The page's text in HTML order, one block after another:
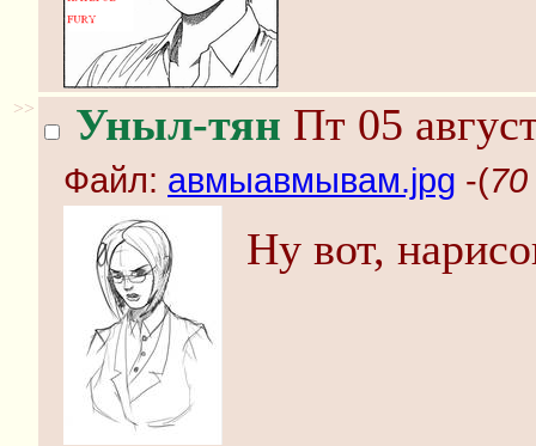
>> Уныл-тян Пт 05
Файл: авмыавмывам.jpg -(
Ну вот,